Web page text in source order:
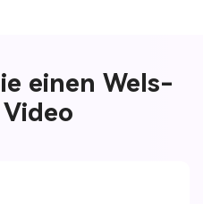
einen Wels-